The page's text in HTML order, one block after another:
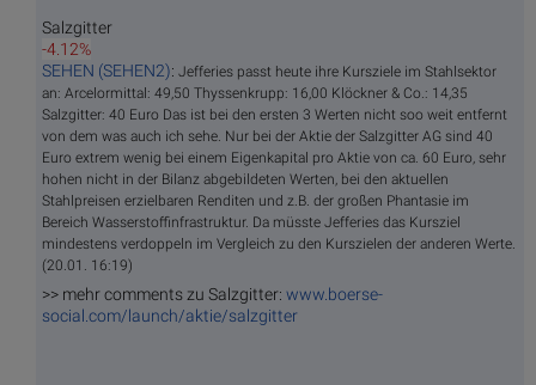
Salzgitter
-4.12%
SEHEN (SEHEN2): Jefferies passt heute ihre Kursziele im Stahlsektor
an: Arcelormittal: 49,50 Thyssenkrupp: 16,00 Klöckner & Co.: 14,35
Salzgitter: 40 Euro Das ist bei den ersten 3 Werten nicht soo weit entfernt
von dem was auch ich sehe. Nur bei der Aktie der Salzgitter AG sind 40
Euro extrem wenig bei einem Eigenkapital pro Aktie von ca. 60 Euro, sehr
hohen nicht in der Bilanz abgebildeten Werten, bei den aktuellen
Stahlpreisen erzielbaren Renditen und z.B. der großen Phantasie im
Bereich Wasserstoffinfrastruktur. Da müsste Jefferies das Kursziel
mindestens verdoppeln im Vergleich zu den Kurszielen der anderen Werte.
(20.01. 16:19)
>> mehr comments zu Salzgitter: www.boerse-
social.com/launch/aktie/salzgitter